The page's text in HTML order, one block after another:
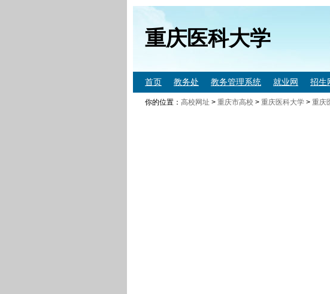
重庆医科大学
首页 教务处 教务管理系统 就业网 招生
你的位置： 高校网址 > 重庆市高校 > 重庆医科大学 > 重庆